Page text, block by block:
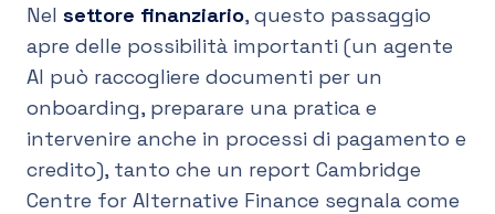
Nel settore finanziario, questo passaggio
apre delle possibilità importanti (un agente
AI può raccogliere documenti per un
onboarding, preparare una pratica e
intervenire anche in processi di pagamento e
credito), tanto che un report Cambridge
Centre for Alternative Finance segnala come